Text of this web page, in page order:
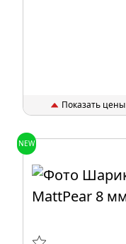
Показать цены
NEW